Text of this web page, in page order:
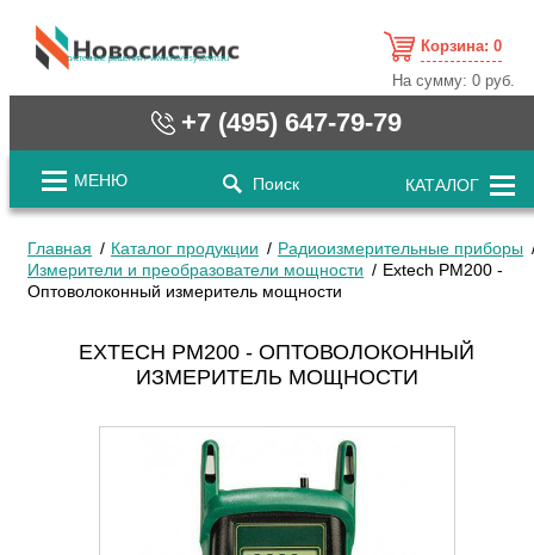
cистемные решения / www.novosystems.ru
Корзина: 0
На сумму:0 руб.
+7 (495) 647-79-79
МЕНЮ Поиск КАТАЛОГ
Главная Каталог продукции
Радиоизмерительные приборы
Измерители и преобразователи мощности
Extech PM200 -
Оптоволоконный измеритель мощности
EXTECH PM200 - ОПТОВОЛОКОННЫЙ
ИЗМЕРИТЕЛЬ МОЩНОСТИ